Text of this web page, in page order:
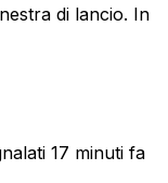
di lancio. In
17 minuti fa